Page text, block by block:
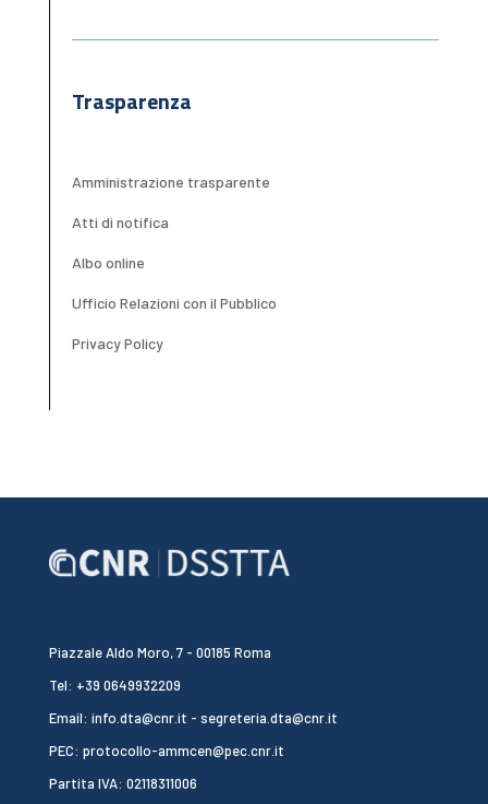
Trasparenza
Amministrazione trasparente
Atti di notifica
Albo online
Ufficio Relazioni con il Pubblico
Privacy Policy
Piazzale Aldo Moro, 7 - 00185 Roma
Tel: +39 0649932209
Email: info.dta@cnr.it - segreteria.dta@cnr.it
PEC: protocollo-ammcen@pec.cnr.it
Partita IVA: 02118311006